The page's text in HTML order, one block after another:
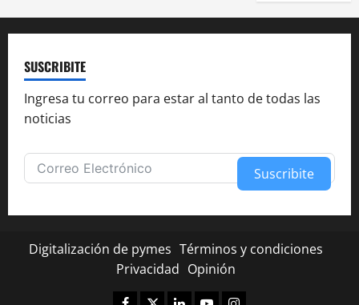
SUSCRIBITE
Ingresa tu correo para estar al tanto de todas las
noticias
Suscribite
Digitalización de pymes Términos y condiciones
Privacidad Opinión
Facebook
TwitterLinkedinYoutubeInstagram